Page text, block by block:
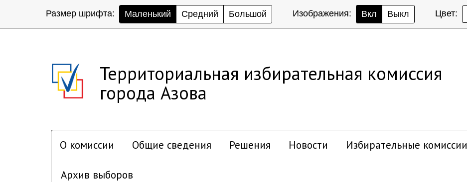
Размер шрифта: Маленький Средний Большой Изображения: Вкл Выкл Цвет:
Территориальная избирательная комиссия
города Азова
О комиссии Общие сведения Решения Новости Избирательные комиссии
Архив выборов